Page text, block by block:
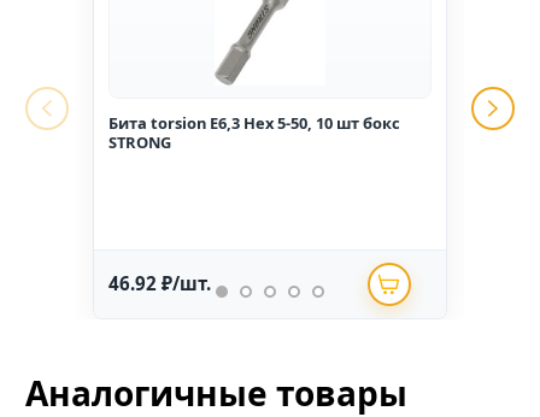
Бита torsion E6,3 Hex 5-50, 10 шт бокс
STRONG
46.92 ₽/шт.
Аналогичные товары